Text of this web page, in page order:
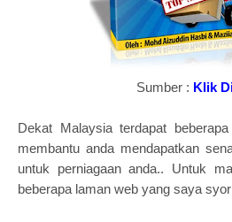
Sumber : Klik
Dekat Malaysia terdapat
membantu anda mendapatkan
untuk perniagaan anda.. Untuk
beberapa laman web yang saya